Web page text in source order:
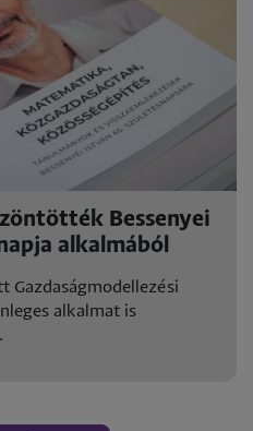
Bessenyei
alkalmából
Gazdaságmodellezési
alkalmat is